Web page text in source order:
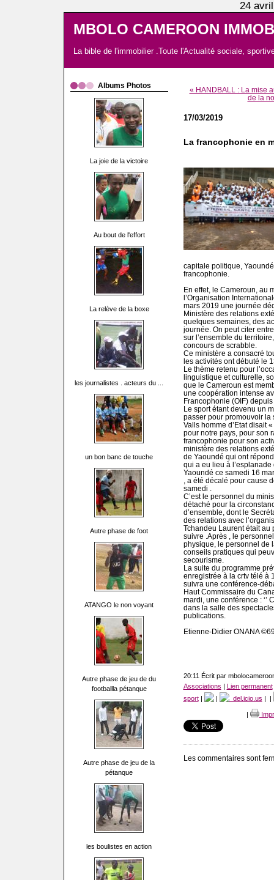
24
MBOLO CAMEROON
La bible de l'immobilier .Toute l'Actualité sociale,
Albums Photos
La joie de la victoire
Au bout de l'effort
La relève de la boxe
les journalistes . acteurs du ...
un bon banc de touche
Autre phase de foot
ATANGO le non voyant
Autre phase de jeu de du
footballla pétanque
Autre phase de jeu de la
pétanque
les boulistes en action
« HANDBALL : La mise
de la
17/03/2019
La francophonie en
capitale politique,
francophonie.
En effet, le Cameroun, au
l’Organisation
mars 2019 une journée
Ministère des relations
quelques semaines, des
journée. On peut citer
sur l’ensemble du
concours de scrabble.
Ce ministère a consacré
les activités ont débuté le
Le thème retenu pour
linguistique et culturelle,
que le Cameroun est
une coopération intense
Francophonie (OIF)
Le sport étant devenu un
passer pour promouvoir la
Valls homme d’Etat disait
pour notre pays, pour son
francophonie pour son
ministère des relations
de Yaoundé qui ont
qui a eu lieu à
Yaoundé ce samedi 16
, a été décalé pour cause
samedi .
C’est le personnel du
détaché pour la
d’ensemble, dont le
des relations avec
Tchandeu Laurent était au
suivre .Après , le
physique, le personnel de
conseils pratiques qui
secourisme.
La suite du programme
enregistrée à la crtv télé à
suivra une conférence-
Haut Commissaire du
mardi, une conférence : ‘’
dans la salle des
publications.
Etienne-Didier ONANA
20:11 Écrit par
Associations | Lien permanent
sport| | del.icio.us | |
|
Les commentaires sont